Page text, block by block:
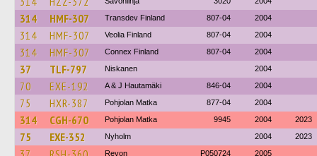
314 HMF-307 Transdev Finland 807-04 2004
314 HMF-307 Veolia Finland 807-04 2004
314 HMF-307 Connex Finland 807-04 2004
37 TLF-797 Niskanen 2004
70 EXE-192 A & J Hautamäki 846-04 2004
75 HXR-387 Pohjolan Matka 877-04 2004
314 CGH-670 Pohjolan Matka 9945 2004 2023
75 EXE-352 Nyholm 2004 2023
Revon P050724 2005